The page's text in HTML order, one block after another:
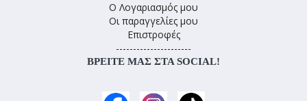
Ο Λογαριασμός μου
Οι παραγγελίες μου
Επιστροφές
----------------------
ΒΡΕΊΤΕ ΜΑΣ ΣΤΑ SOCIAL!